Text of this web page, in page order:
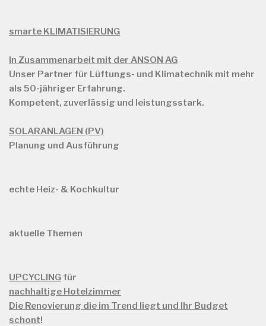
smarte KLIMATISIERUNG
In Zusammenarbeit mit der ANSON AG
Unser Partner für Lüftungs- und Klimatechnik mit mehr
als 50-jähriger Erfahrung.
Kompetent, zuverlässig und leistungsstark.
SOLARANLAGEN (PV)
Planung und Ausführung
echte Heiz- & Kochkultur
aktuelle Themen
UPCYCLING für
nachhaltige Hotelzimmer
Die Renovierung die im Trend liegt und Ihr Budget
schont!